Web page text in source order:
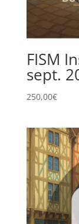
FISM
sept.
250,00€